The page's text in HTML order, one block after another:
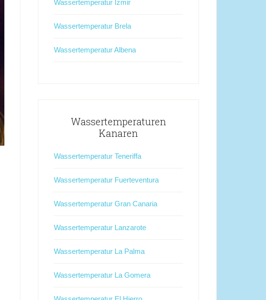
Wassertemperatur Izmir
Wassertemperatur Brela
Wassertemperatur Albena
Wassertemperaturen
Kanaren
Wassertemperatur Teneriffa
Wassertemperatur Fuerteventura
Wassertemperatur Gran Canaria
Wassertemperatur Lanzarote
Wassertemperatur La Palma
Wassertemperatur La Gomera